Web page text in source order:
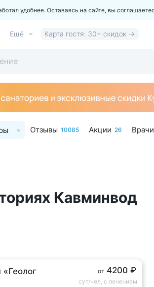
удобнее. Оставаясь на сайте, вы
Ещё Карта гостя: 30+ скидок →
Отзывы 10085 Акции 26 Врачи
Кавминвод
от 4200 ₽
сут/чел, с лечением